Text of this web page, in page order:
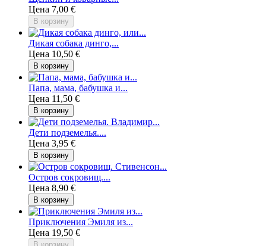
Цена 7,00 €
В корзину
Дикая собака динго,...
Цена 10,50 €
В корзину
Папа, мама, бабушка и...
Цена 11,50 €
В корзину
Дети подземелья....
Цена 3,95 €
В корзину
Остров сокровищ....
Цена 8,90 €
В корзину
Приключения Эмиля из...
Цена 19,50 €